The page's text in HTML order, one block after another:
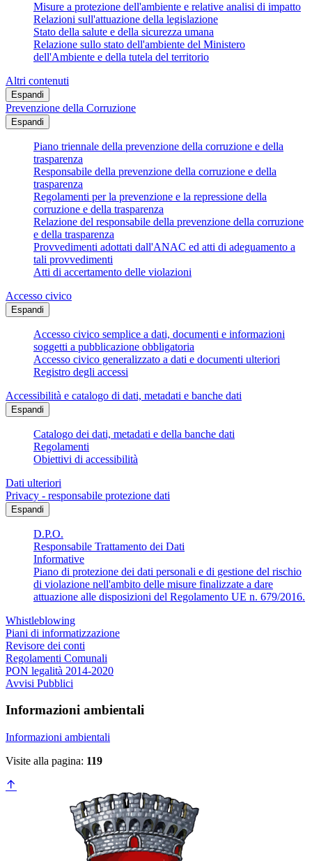
Misure a protezione dell'ambiente e relative analisi di impatto
Relazioni sull'attuazione della legislazione
Stato della salute e della sicurezza umana
Relazione sullo stato dell'ambiente del Ministero
dell'Ambiente e della tutela del territorio
Altri contenuti
Espandi
Prevenzione della Corruzione
Espandi
Piano triennale della prevenzione della corruzione e della
trasparenza
Responsabile della prevenzione della corruzione e della
trasparenza
Regolamenti per la prevenzione e la repressione della
corruzione e della trasparenza
Relazione del responsabile della prevenzione della corruzione
e della trasparenza
Provvedimenti adottati dall'ANAC ed atti di adeguamento a
tali provvedimenti
Atti di accertamento delle violazioni
Accesso civico
Espandi
Accesso civico semplice a dati, documenti e informazioni
soggetti a pubblicazione obbligatoria
Accesso civico generalizzato a dati e documenti ulteriori
Registro degli accessi
Accessibilità e catalogo di dati, metadati e banche dati
Espandi
Catalogo dei dati, metadati e della banche dati
Regolamenti
Obiettivi di accessibilità
Dati ulteriori
Privacy - responsabile protezione dati
Espandi
D.P.O.
Responsabile Trattamento dei Dati
Informative
Piano di protezione dei dati personali e di gestione del rischio
di violazione nell'ambito delle misure finalizzate a dare
attuazione alle disposizioni del Regolamento UE n. 679/2016.
Whistleblowing
Piani di informatizzazione
Revisore dei conti
Regolamenti Comunali
PON legalità 2014-2020
Avvisi Pubblici
Informazioni ambientali
Informazioni ambientali
Visite alla pagina: 119